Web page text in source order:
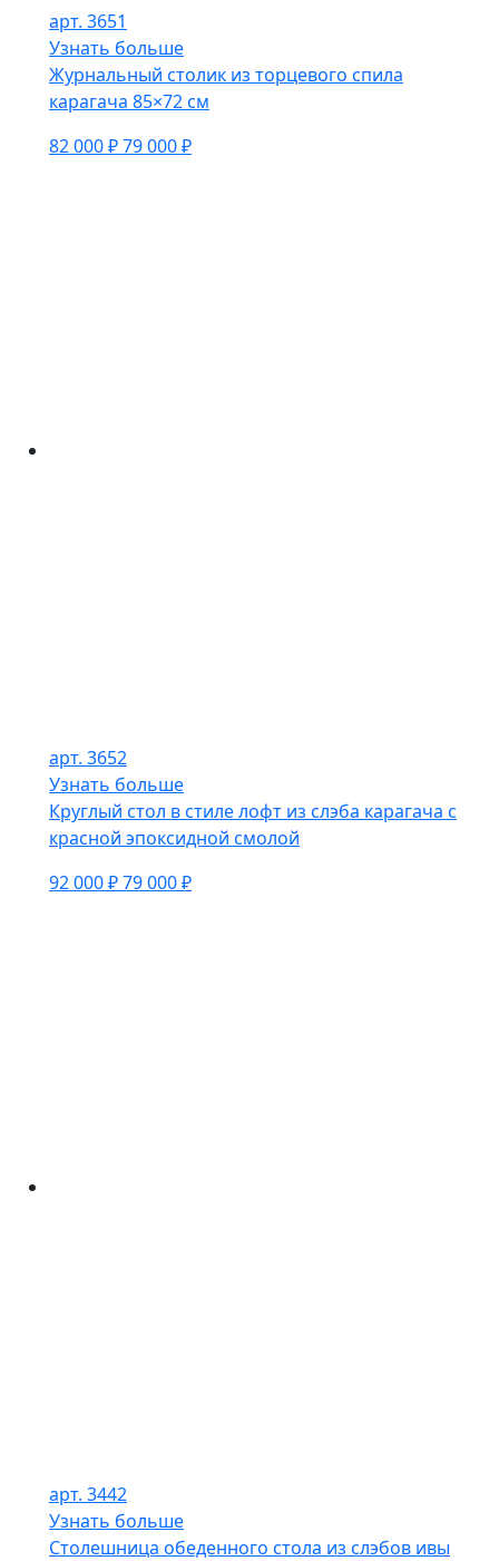
арт. 3651
Узнать больше
Журнальный столик из торцевого спила
карагача 85×72 см
82 000 ₽79 000 ₽
арт. 3652
Узнать больше
Круглый стол в стиле лофт из слэба карагача с
красной эпоксидной смолой
92 000 ₽79 000 ₽
арт. 3442
Узнать больше
Столешница обеденного стола из слэбов ивы